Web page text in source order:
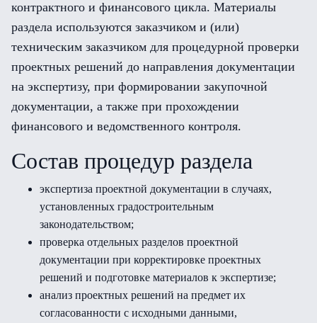
контрактного и финансового цикла. Материалы
раздела используются заказчиком и (или)
техническим заказчиком для процедурной проверки
проектных решений до направления документации
на экспертизу, при формировании закупочной
документации, а также при прохождении
финансового и ведомственного контроля.
Состав процедур раздела
экспертиза проектной документации в случаях,
установленных градостроительным
законодательством;
проверка отдельных разделов проектной
документации при корректировке проектных
решений и подготовке материалов к экспертизе;
анализ проектных решений на предмет их
согласованности с исходными данными,